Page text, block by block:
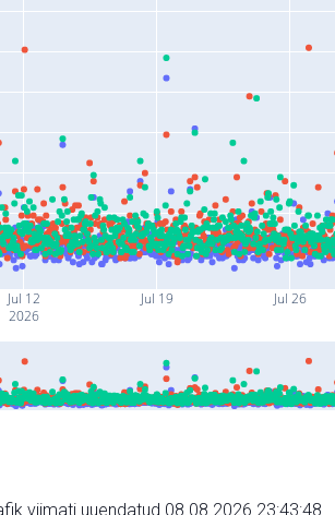
Jul 12
2026
Jul 19 Jul 26
viimati uuendatud 08.08.2026 23:43:48